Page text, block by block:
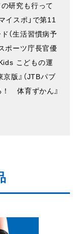
研究も行って
イスポ」で第11
（生活習慣病予
ポーツ庁長官優
こどもの運
版』（JTBパブ
！ 体育ずかん』